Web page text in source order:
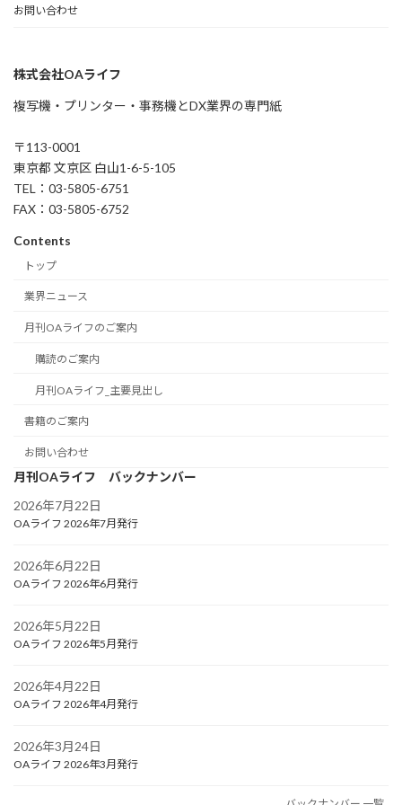
お問い合わせ
株式会社OAライフ
複写機・プリンター・事務機とDX業界の専門紙
〒113-0001
東京都 文京区 白山1-6-5-105
TEL：03-5805-6751
FAX：03-5805-6752
Contents
トップ
業界ニュース
月刊OAライフのご案内
購読のご案内
月刊OAライフ_主要見出し
書籍のご案内
お問い合わせ
月刊OAライフ バックナンバー
2026年7月22日
OAライフ 2026年7月発行
2026年6月22日
OAライフ 2026年6月発行
2026年5月22日
OAライフ 2026年5月発行
2026年4月22日
OAライフ 2026年4月発行
2026年3月24日
OAライフ 2026年3月発行